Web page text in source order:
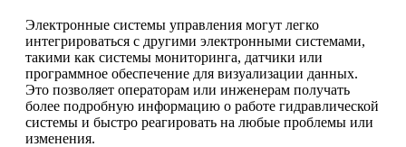
Электронные системы управления могут легко
интегрироваться с другими электронными системами,
такими как системы мониторинга, датчики или
программное обеспечение для визуализации данных.
Это позволяет операторам или инженерам получать
более подробную информацию о работе гидравлической
системы и быстро реагировать на любые проблемы или
изменения.